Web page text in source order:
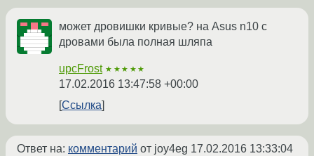
может дровишки кривые? на Asus n10 с
дровами была полная шляпа
upcFrost ★★★★★
17.02.2016 13:47:58 +00:00
Ссылка
Ответ на: комментарий от joy4eg 17.02.2016 13:33:04